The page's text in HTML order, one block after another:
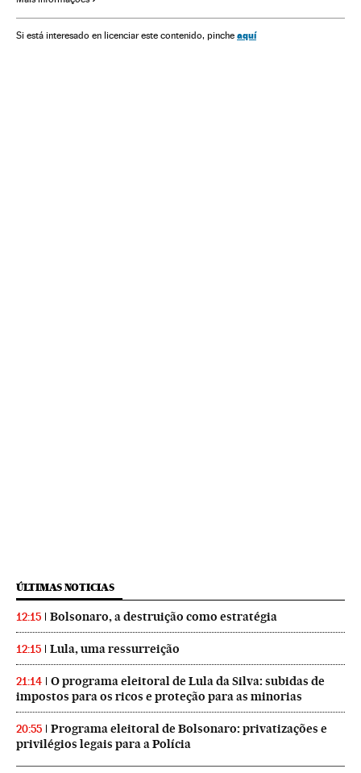
Si está interesado en licenciar este contenido, pinche aquí
ÚLTIMAS NOTICIAS
12:15 Bolsonaro, a destruição como estratégia
12:15 Lula, uma ressurreição
21:14
O programa eleitoral de Lula da Silva: subidas de
impostos para os ricos e proteção para as minorias
20:55
Programa eleitoral de Bolsonaro: privatizações e
privilégios legais para a Polícia